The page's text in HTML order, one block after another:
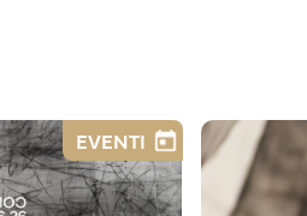
EVENTI